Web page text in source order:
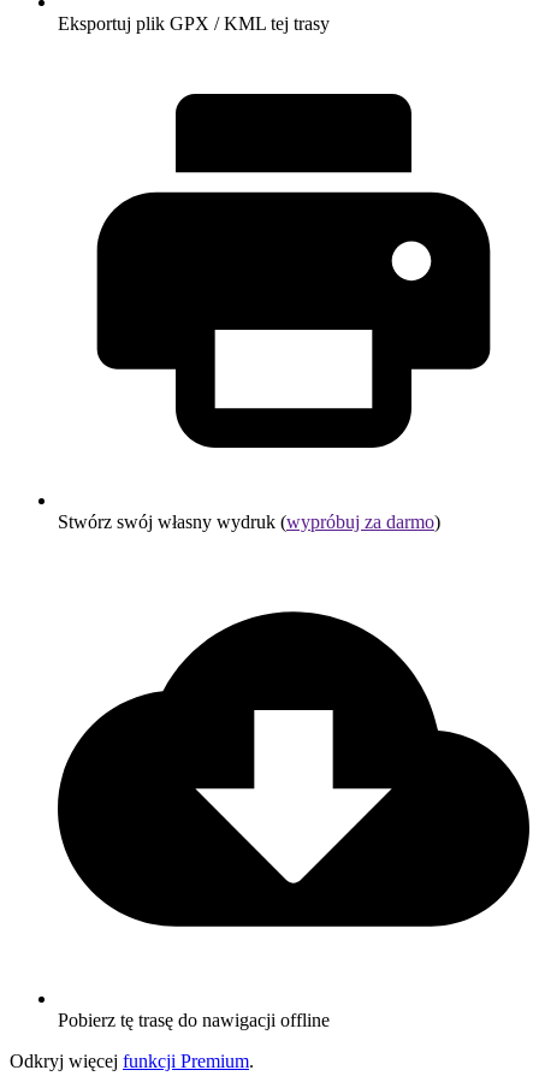
Eksportuj plik GPX / KML tej trasy
Stwórz swój własny wydruk (wypróbuj za darmo)
Pobierz tę trasę do nawigacji offline
Odkryj więcej funkcji Premium.